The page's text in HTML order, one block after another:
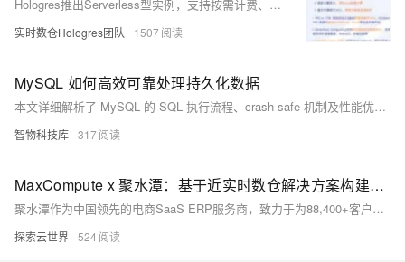
Hologres推出Serverless型实例，支持按需计费、无需独享资源，适合新业务探索分析。高性能查询内表及MaxCompute/OSS外表，弹性扩展至512CU，性能媲美主流开源产品。新增Dynamic Table升级、直读架构优化及ChatBI解决方案，助力高效数据分析。
实时数仓Hologres团队 1507
MySQL 如何高效可靠处理持久化数据
本文详细解析了 MySQL 的 SQL 执行流程、crash-safe 机制及性能优化策略。内容涵盖连接器、分析器、优化器、执行器与存储引擎的工作原理，深入探讨 redolog 与 binlog 的两阶段提交机制，并分析日志策略、组提交、脏页刷盘等关键性能优化手段，帮助提升数据库稳定性与执行效率。
智物科技库 317
MaxCompute x 聚水潭：基于近实时数仓解决方案构建统一增全量一体化数据链路
聚水潭作为中国领先的电商SaaS ERP服务商，致力于为88,400+客户提供全链路数字化解决方案。其核心ERP产品助力企业实现数据驱动的智能决策。为应对业务扩展带来的数据处理挑战，聚水潭采用MaxCompute近实时数仓Delta Table方案，有效提升数据新鲜度和计算效率，提效比例超200%，资源消耗显著降低。未来，聚水潭将进一步优化数据链路，结合MaxQA实现实时分析，赋能商家快速响应市场变化。
探索云世界 524